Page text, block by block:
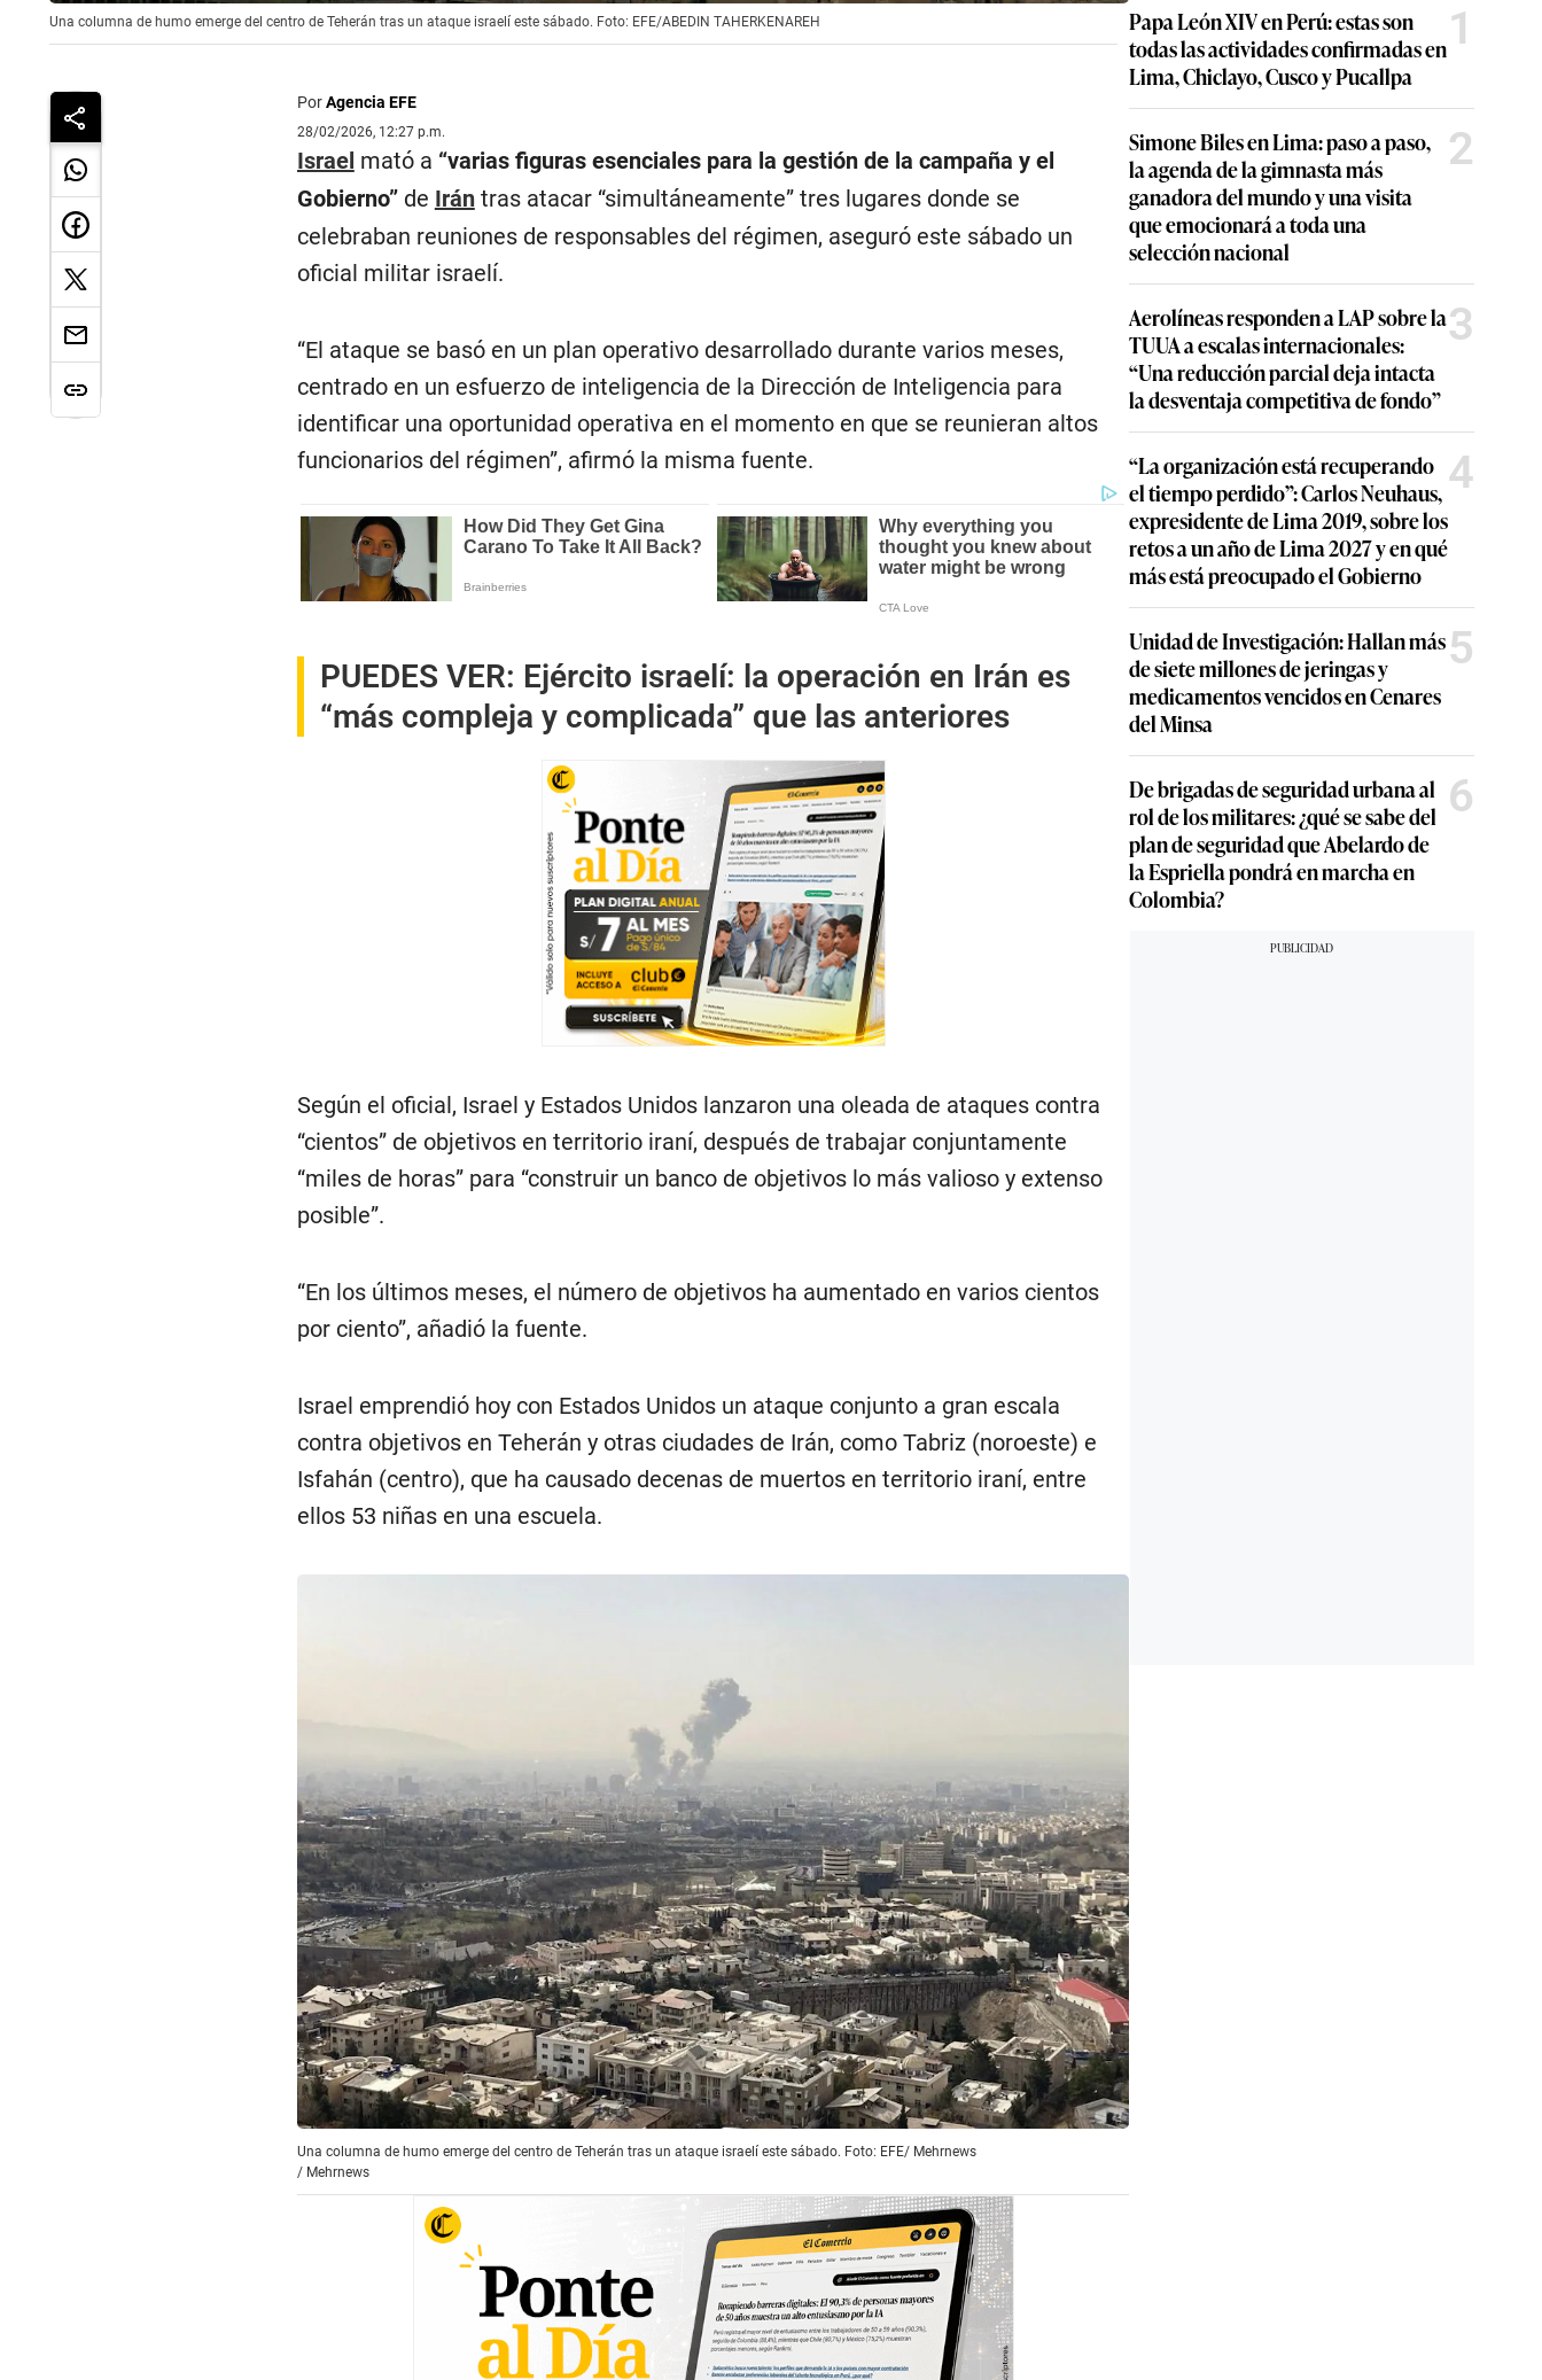
Una columna de humo emerge del centro de Teherán tras un ataque israelí este sábado. Foto: EFE/ABEDIN TAHERKENAREH
PorAgencia EFE
28/02/2026, 12:27 p.m.
Israel mató a “varias figuras esenciales para la gestión de la campaña y el
Gobierno”de Irántras atacar “simultáneamente” tres lugares donde se
celebraban reuniones de responsables del régimen, aseguró este sábado un
oficial militar israelí.
“El ataque se basó en un plan operativo desarrollado durante varios meses,
centrado en un esfuerzo de inteligencia de la Dirección de Inteligencia para
identificar una oportunidad operativa en el momento en que se reunieran altos
funcionarios del régimen”, afirmó la misma fuente.
PUEDES VER: Ejército israelí: la operación en Irán es
“más compleja y complicada” que las anteriores
Según el oficial, Israel y Estados Unidos lanzaron una oleada de ataques contra
“cientos” de objetivos en territorio iraní, después de trabajar conjuntamente
“miles de horas” para “construir un banco de objetivos lo más valioso y extenso
posible”.
“En los últimos meses, el número de objetivos ha aumentado en varios cientos
por ciento”, añadió la fuente.
Israel emprendió hoy con Estados Unidos un ataque conjunto a gran escala
contra objetivos en Teherán y otras ciudades de Irán, como Tabriz (noroeste) e
Isfahán (centro), que ha causado decenas de muertos en territorio iraní, entre
ellos 53 niñas en una escuela.
Una columna de humo emerge del centro de Teherán tras un ataque israelí este sábado. Foto: EFE/ Mehrnews
/ Mehrnews
Papa León XIV en Perú: estas son
todas las actividades confirmadas en
Lima, Chiclayo, Cusco y Pucallpa
1
Simone Biles en Lima: paso a paso,
la agenda de la gimnasta más
ganadora del mundo y una visita
que emocionará a toda una
selección nacional
2
Aerolíneas responden a LAP sobre la
TUUA a escalas internacionales:
“Una reducción parcial deja intacta
la desventaja competitiva de fondo”
3
“La organización está recuperando
el tiempo perdido”: Carlos Neuhaus,
expresidente de Lima 2019, sobre los
retos a un año de Lima 2027 y en qué
más está preocupado el Gobierno
4
Unidad de Investigación: Hallan más
de siete millones de jeringas y
medicamentos vencidos en Cenares
del Minsa
5
De brigadas de seguridad urbana al
rol de los militares: ¿qué se sabe del
plan de seguridad que Abelardo de
la Espriella pondrá en marcha en
Colombia?
6